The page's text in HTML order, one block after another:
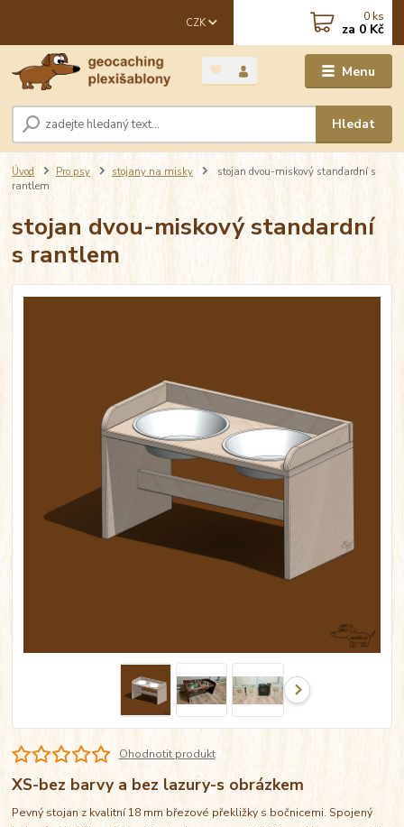
Menu
CZK
Hledat
0 ks
za 0 Kč
Úvod Pro psy stojany na misky
stojan dvou-miskový standardní s
rantlem
stojan dvou-miskový standardní
s rantlem
Ohodnotit produkt
XS-bez barvy a bez lazury-s obrázkem
Pevný stojan z kvalitní 18 mm březové překližky s bočnicemi. Spojený